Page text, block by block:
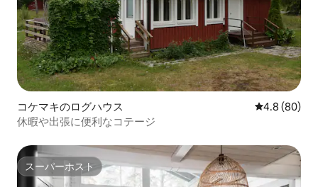
コケマキのログハウス レビュー80
4.8 (80)
休暇や出張に便利なコテージ
スーパーホスト
スーパーホスト